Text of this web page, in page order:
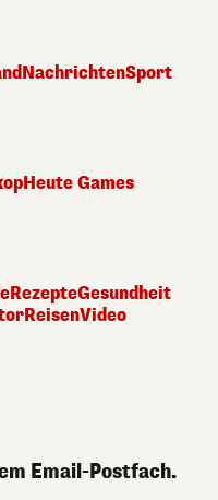
NachrichtenSport
Heute Games
RezepteGesundheit
ReisenVideo
Email-Postfach.